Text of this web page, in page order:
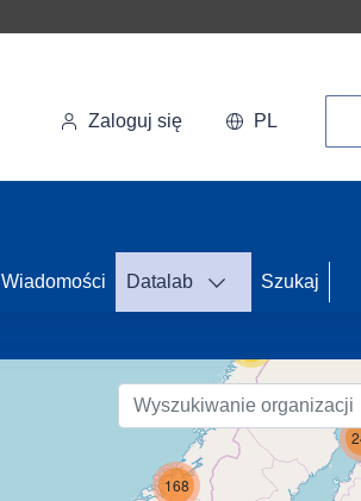
Zaloguj się PL
Wiadomości Datalab Szukaj
46
168